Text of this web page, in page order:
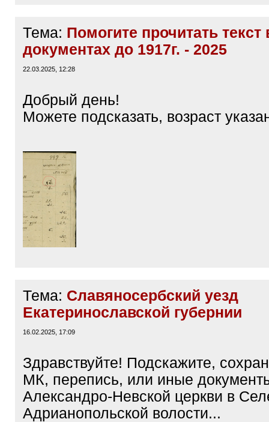
Тема: Помогите прочитать текст
документах до 1917г. - 2025
22.03.2025, 12:28
Добрый день!
Можете подсказать, возраст
Тема: Славяносербский уезд
Екатеринославской губернии
16.02.2025, 17:09
Здравствуйте! Подскажите,
МК, перепись, или иные
Александро-Невской церкви в
Адрианопольской волости...